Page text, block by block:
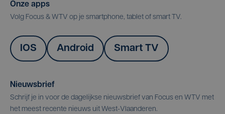
Onze apps
Volg Focus & WTV op je smartphone, tablet of smart TV.
IOS Android Smart TV
Nieuwsbrief
Schrijf je in voor de dagelijkse nieuwsbrief van Focus en WTV met
het meest recente nieuws uit West-Vlaanderen.